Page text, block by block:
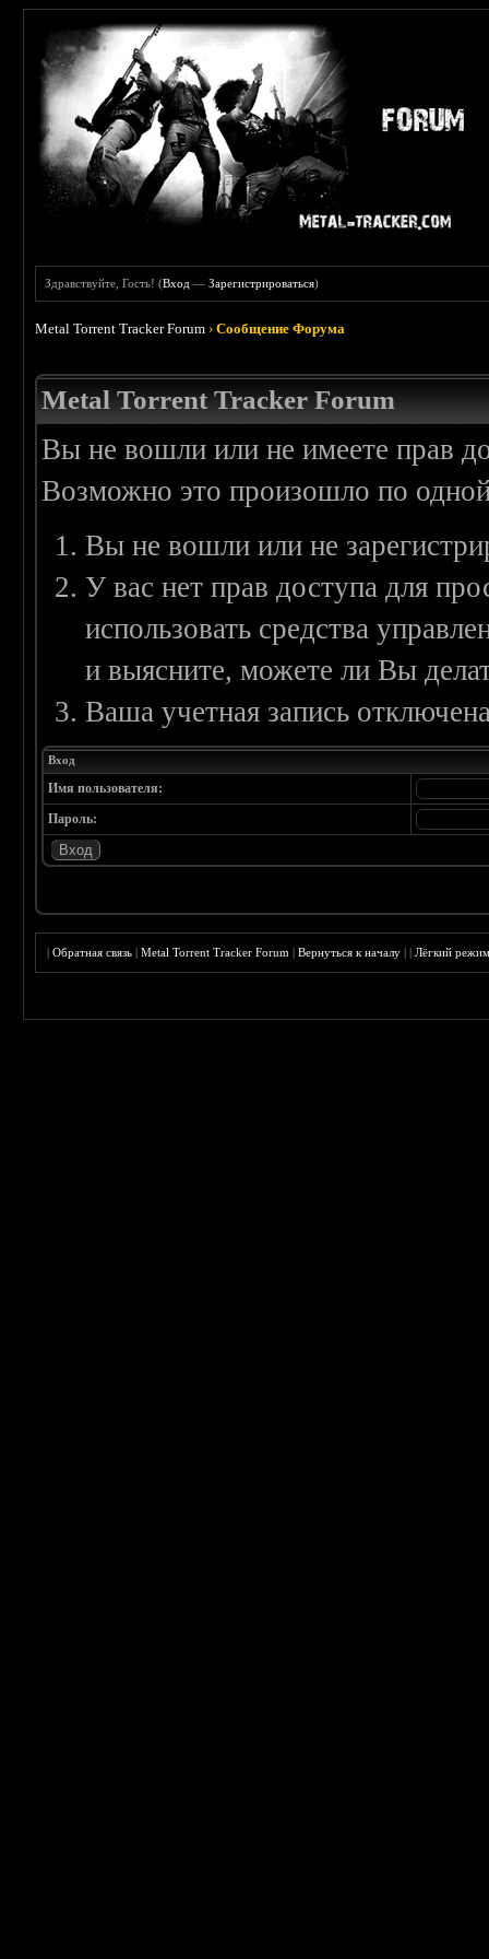
Здравствуйте, Гость! (Вход —Зарегистрироваться)
Metal Torrent Tracker Forum ›Сообщение Форума
Metal Torrent Tracker Forum
Вы не вошли или не имеете прав
Возможно это произошло по
Вы не вошли или не
У вас нет прав доступа для
использовать средства
и выясните, можете ли Вы
Ваша учетная запись
Вход
Имя пользователя:
Пароль:
|Обратная связь |Metal Torrent Tracker Forum |Вернуться к началу ||Лёгкий